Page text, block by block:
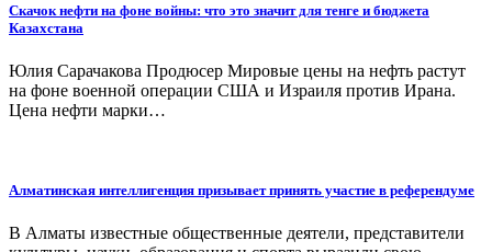
Скачок нефти на фоне войны: что это значит для тенге и бюджета
Казахстана
Юлия Сарачакова Продюсер Мировые цены на нефть растут
на фоне военной операции США и Израиля против Ирана.
Цена нефти марки…
Алматинская интеллигенция призывает принять участие в референдуме
В Алматы известные общественные деятели, представители